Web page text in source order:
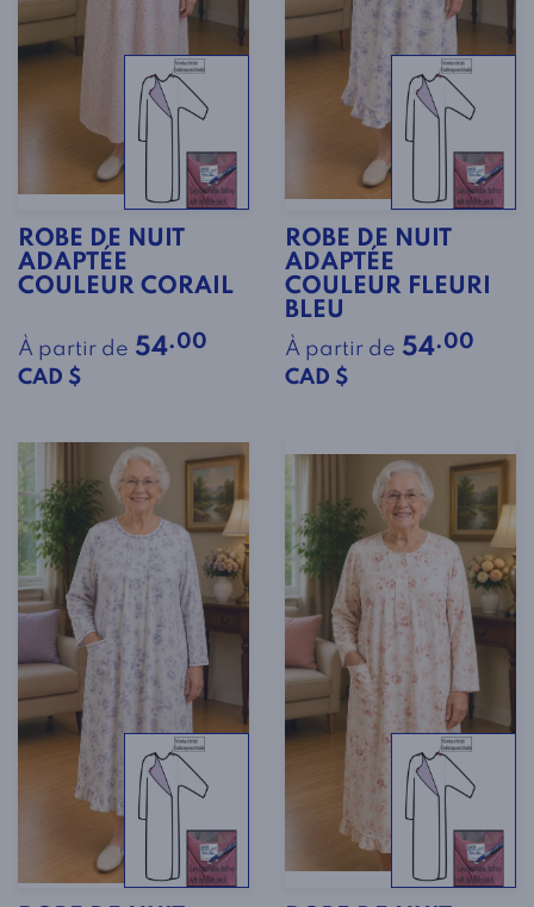
ROBE DE NUIT
ADAPTÉE
COULEUR CORAIL
À partir de 54.00
CAD $
ROBE DE NUIT
ADAPTÉE
COULEUR FLEURI
BLEU
À partir de 54.00
CAD $